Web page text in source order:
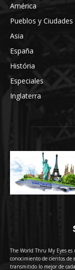
América
Pueblos y Ciudades
Asia
España
História
Especiales
Inglaterra
The World Thru My Eyes
conocimiento de cientos de
transmitido lo mejor de